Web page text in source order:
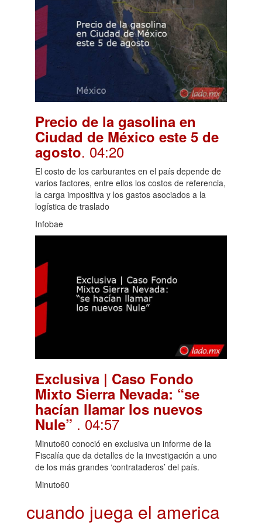
Precio de la gasolina en
Ciudad de México este 5 de
agosto. 04:20
El costo de los carburantes en el país depende de
varios factores, entre ellos los costos de referencia,
la carga impositiva y los gastos asociados a la
logística de traslado
Infobae
Exclusiva | Caso Fondo
Mixto Sierra Nevada: “se
hacían llamar los nuevos
Nule” . 04:57
Minuto60 conoció en exclusiva un informe de la
Fiscalía que da detalles de la investigación a uno
de los más grandes ‘contrataderos’ del país.
Minuto60
cuando juega el america